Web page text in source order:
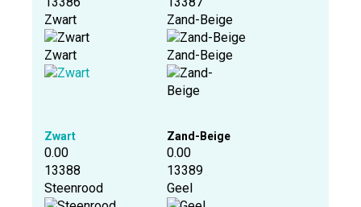
Zwart
Zwart
Zwart
Zand-Beige
Zand-Beige
Zand-Beige
0.00
13388
Steenrood
0.00
13389
Geel